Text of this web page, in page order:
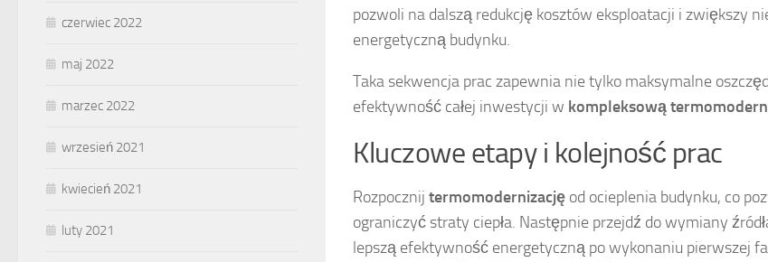
pozwoli na dalszą redukcję kosztów eksploatacji i zwiększy
energetyczną budynku.
Taka sekwencja prac zapewnia nie tylko maksymalne
efektywność całej inwestycji w kompleksową
Kluczowe etapy i kolejność prac
Rozpocznij termomodernizację od ocieplenia budynku, co
ograniczyć straty ciepła. Następnie przejdź do wymiany
lepszą efektywność energetyczną po wykonaniu pierwszej
czerwiec 2022
maj 2022
marzec 2022
wrzesień 2021
kwiecień 2021
luty 2021